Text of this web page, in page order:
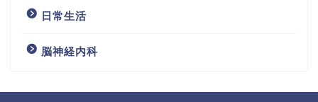
日常生活
脳神経内科